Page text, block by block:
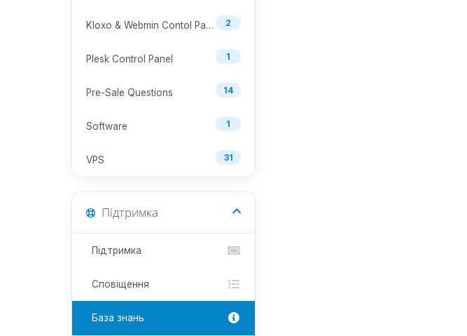
2
Kloxo & Webmin Contol Panel
1
Plesk Control Panel
14
Pre-Sale Questions
1
Software
31
VPS
Підтримка
Підтримка
Сповіщення
База знань